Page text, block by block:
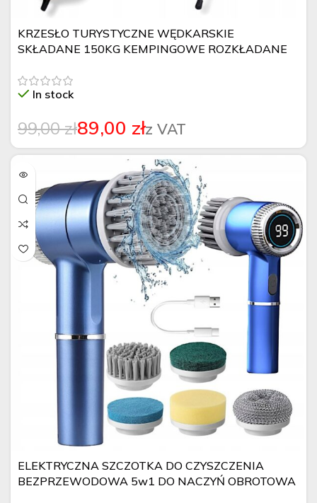
KRZESŁO TURYSTYCZNE WĘDKARSKIE
SKŁADANE 150KG KEMPINGOWE ROZKŁADANE
In stock
99,00zł89,00 zł
ELEKTRYCZNA SZCZOTKA DO CZYSZCZENIA
BEZPRZEWODOWA 5w1 DO NACZYŃ OBROTOWA